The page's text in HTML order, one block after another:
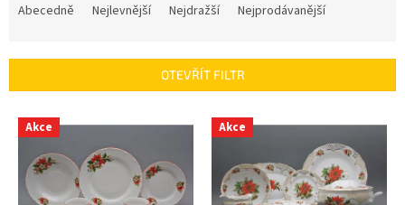
í
Abecedně Nejlevnější Nejdražší Nejprodávanější
OTEVŘÍT FILTR
V Akce Akce